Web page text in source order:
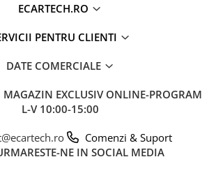
echipată hardware cu un
răcire activ pe spate. Această
asigură disiparea eficientă a
ECARTECH.RO
PENTRU CLIENTI
DATE COMERCIALE
MAGAZIN EXCLUSIV ONLINE-PROGRAM
L-V 10:00-15:00
Comenzi & Suport
NE IN SOCIAL MEDIA